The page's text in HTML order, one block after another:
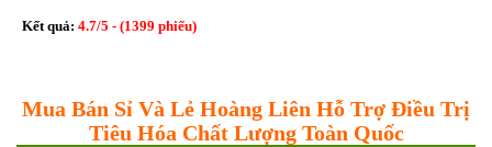
Kết quả: 4.7/5 - (1399 phiếu)
Mua Bán Sỉ Và Lẻ Hoàng Liên Hỗ Trợ Điều Trị
Tiêu Hóa Chất Lượng Toàn Quốc